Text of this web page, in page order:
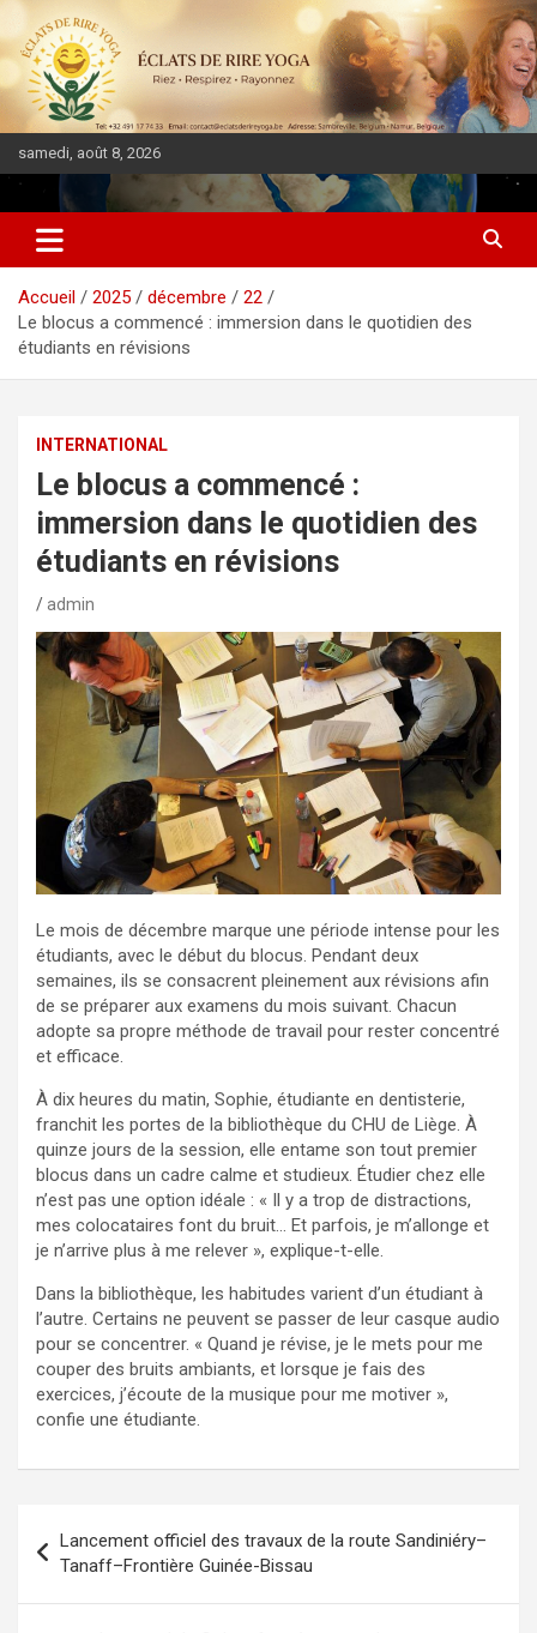
samedi, août 8, 2026
DIASPORA PULSE
Accueil 2025 décembre
22
Le blocus a commencé : immersion dans le quotidien des
étudiants en révisions
INTERNATIONAL
Le blocus a commencé :
immersion dans le quotidien des
étudiants en révisions
admin
Le mois de décembre marque une période intense pour les
étudiants, avec le début du blocus. Pendant deux
semaines, ils se consacrent pleinement aux révisions afin
de se préparer aux examens du mois suivant. Chacun
adopte sa propre méthode de travail pour rester concentré
et efficace.
À dix heures du matin, Sophie, étudiante en dentisterie,
franchit les portes de la bibliothèque du CHU de Liège. À
quinze jours de la session, elle entame son tout premier
blocus dans un cadre calme et studieux. Étudier chez elle
n’est pas une option idéale : « Il y a trop de distractions,
mes colocataires font du bruit… Et parfois, je m’allonge et
je n’arrive plus à me relever », explique-t-elle.
Dans la bibliothèque, les habitudes varient d’un étudiant à
l’autre. Certains ne peuvent se passer de leur casque audio
pour se concentrer. « Quand je révise, je le mets pour me
couper des bruits ambiants, et lorsque je fais des
exercices, j’écoute de la musique pour me motiver »,
confie une étudiante.
Lancement officiel des travaux de la route Sandiniéry–
Tanaff–Frontière Guinée-Bissau